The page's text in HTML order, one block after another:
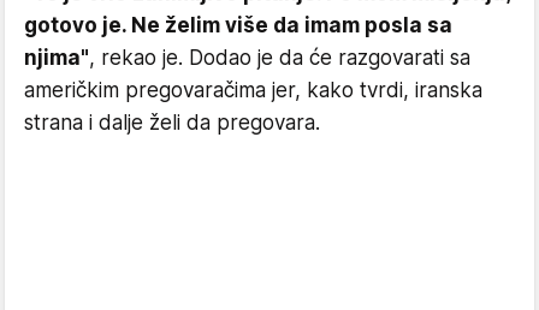
gotovo je. Ne želim više da imam posla sa
njima", rekao je. Dodao je da će razgovarati sa
američkim pregovaračima jer, kako tvrdi, iranska
strana i dalje želi da pregovara.